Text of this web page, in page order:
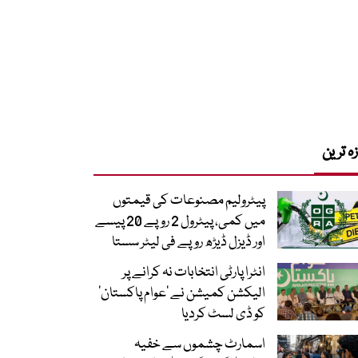
ترین
پیٹرولیم مصنوعات کی قیمتوں
میں کمی، پیٹرول 2 روپے 20 پیسے
اور ڈیزل ڈیڑھ روپے فی لیٹر سستا
انٹرا پارٹی انتخابات نہ کرانے پر
الیکشن کمیشن نے ’عوام پاکستان‘
کو ڈی لسٹ کردیا
اسمارٹ چشموں سے خفیہ